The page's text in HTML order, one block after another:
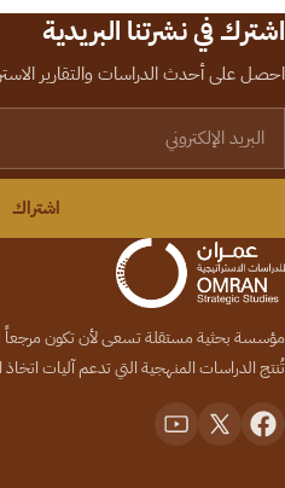
اشترك في نشرتنا البريدية
احصل على أحدث الدراسات والتقارير
اشتراك
مؤسسة بحثية مستقلة تسعى لأن تكون مرجعاً
تُنتج الدراسات المنهجية التي تدعم آليات